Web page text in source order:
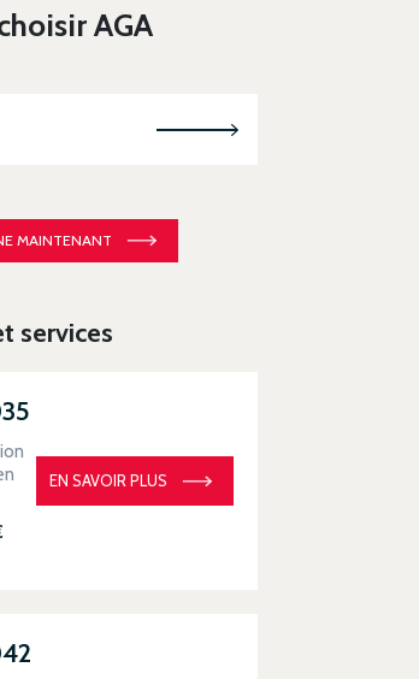
AGA
MAINTENANT
services
EN SAVOIR PLUS